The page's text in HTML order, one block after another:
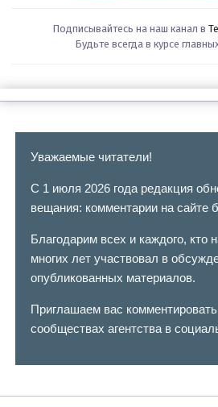
Подписывайтесь на наш канал в
Будьте всегда в курсе
Уважаемые читатели!
С 1 июля 2026 года редакция
вещания: комментарии на сайте
Благодарим всех и каждого, кто
многих лет участвовал в
опубликованных материалов.
Приглашаем вас
сообществах агентства в